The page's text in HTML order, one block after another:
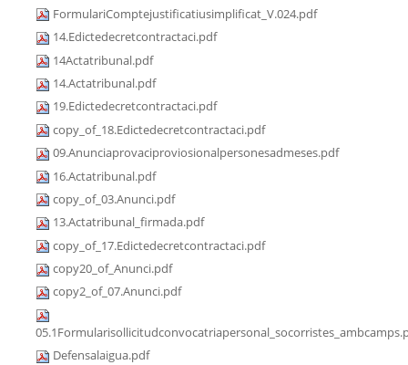
FormulariComptejustificatiusimplificat_V.024.pdf
14.Edictedecretcontractaci.pdf
14Actatribunal.pdf
14.Actatribunal.pdf
19.Edictedecretcontractaci.pdf
copy_of_18.Edictedecretcontractaci.pdf
09.Anunciaprovaciproviosionalpersonesadmeses.pdf
16.Actatribunal.pdf
copy_of_03.Anunci.pdf
13.Actatribunal_firmada.pdf
copy_of_17.Edictedecretcontractaci.pdf
copy20_of_Anunci.pdf
copy2_of_07.Anunci.pdf
Defensalaigua.pdf